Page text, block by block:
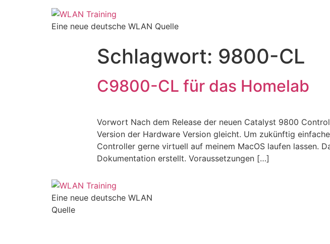
Eine neue deutsche WLAN Quelle
Schlagwort: 9800-CL
C9800-CL für das Homelab
Vorwort Nach dem Release der neuen Catalyst 9800
Version der Hardware Version gleicht. Um zukünftig
Controller gerne virtuell auf meinem MacOS laufen lassen.
Dokumentation erstellt. Voraussetzungen […]
Eine neue deutsche WLAN
Quelle